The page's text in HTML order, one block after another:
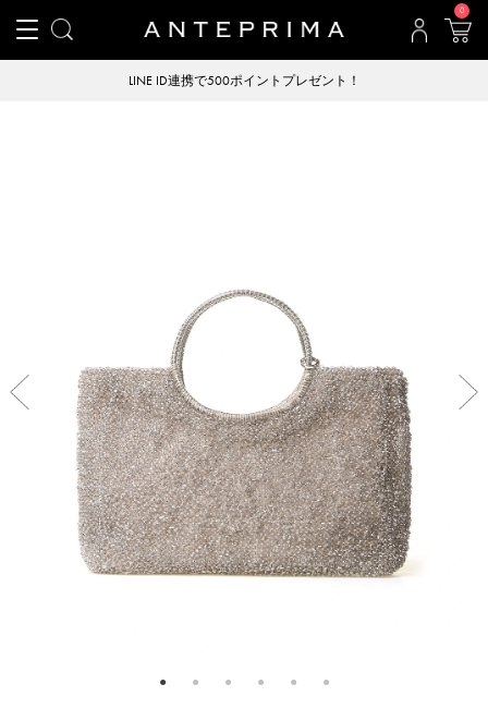
0
LINE ID連携で500ポイントプレゼント！
Previous